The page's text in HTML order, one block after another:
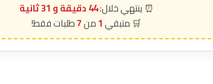
44 دقيقة و 29 ثانية
1
7